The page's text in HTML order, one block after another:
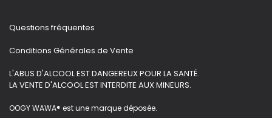
Questions fréquentes
Conditions Générales de Vente
L'ABUS D'ALCOOL EST DANGEREUX POUR LA SANTÉ.
LA VENTE D'ALCOOL EST INTERDITE AUX MINEURS.
OOGY WAWA® est une marque déposée.